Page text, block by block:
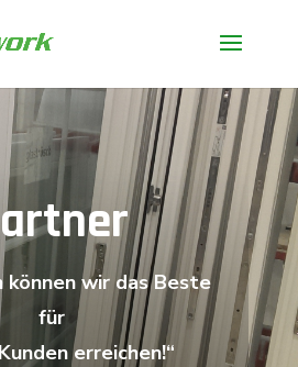
können wir das Beste
für
erreichen!“